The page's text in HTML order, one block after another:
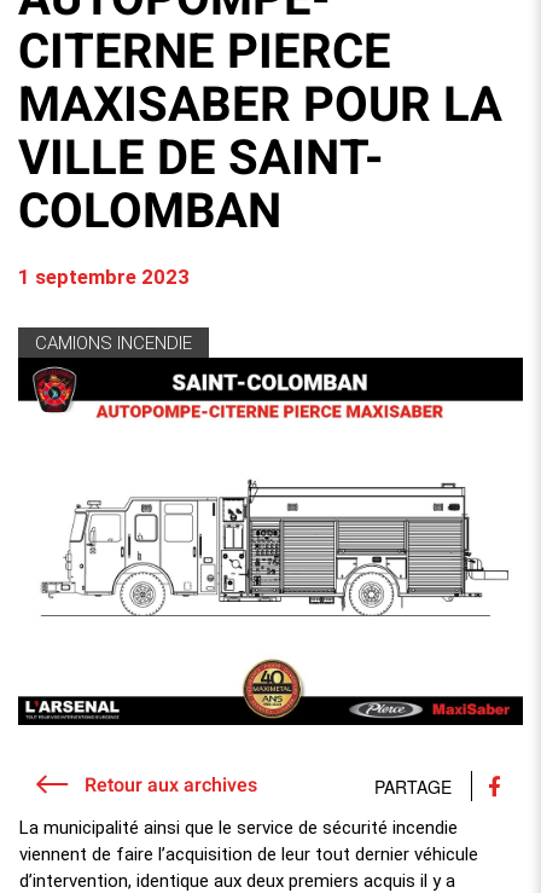
CITERNE PIERCE
MAXISABER POUR LA
VILLE DE SAINT-
COLOMBAN
1 septembre 2023
CAMIONS INCENDIE
Retour aux archives PARTAGE
La municipalité ainsi que le service de sécurité incendie
viennent de faire l’acquisition de leur tout dernier véhicule
d’intervention, identique aux deux premiers acquis il y a